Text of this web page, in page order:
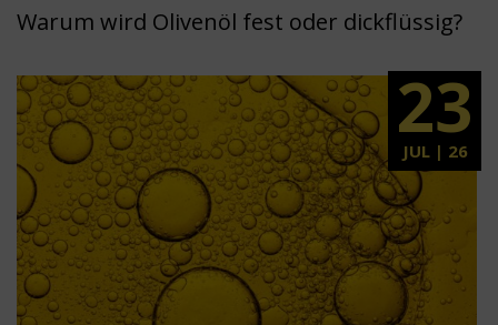
Warum wird Olivenöl fest oder dickflüssig?
23
JUL | 26